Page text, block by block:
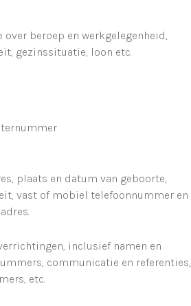
over beroep en werkgelegenheid,
gezinssituatie, loon etc.
plaats en datum van geboorte,
vast of mobiel telefoonnummer en
inclusief namen en
communicatie en referenties,
etc.